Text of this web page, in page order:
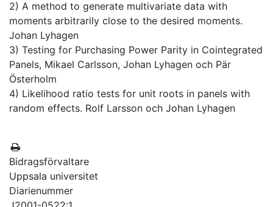
2) A method to generate multivariate data with
moments arbitrarily close to the desired moments.
Johan Lyhagen
3) Testing for Purchasing Power Parity in Cointegrated
Panels, Mikael Carlsson, Johan Lyhagen och Pär
Österholm
4) Likelihood ratio tests for unit roots in panels with
random effects. Rolf Larsson och Johan Lyhagen
Bidragsförvaltare
Uppsala universitet
Diarienummer